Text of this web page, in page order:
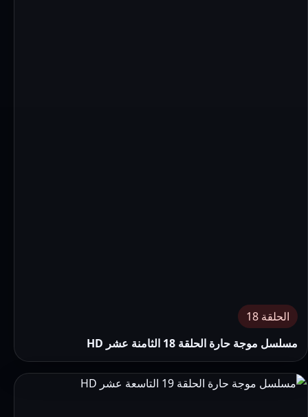
الحلقة 18
مسلسل موجة حارة الحلقة 18 الثامنة عشر HD